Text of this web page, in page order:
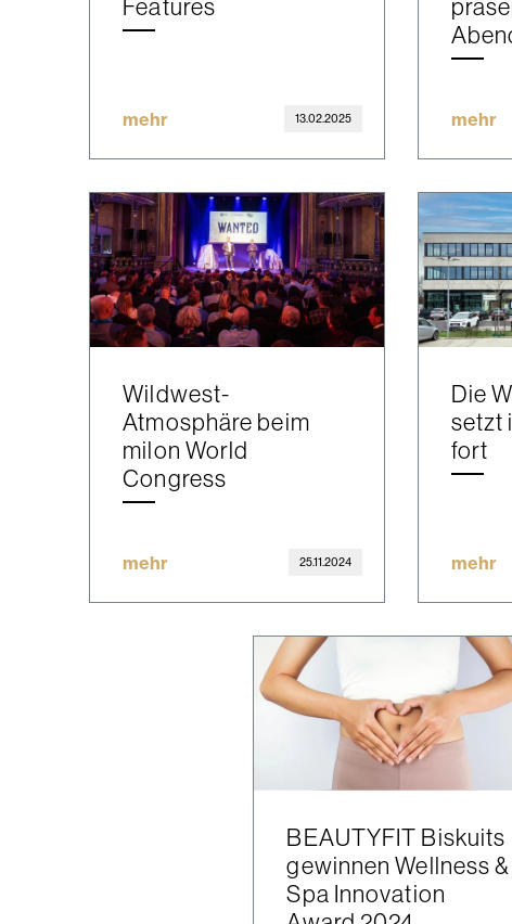
Features
mehr 13.02.2025 mehr
Wildwest-
Atmosphäre beim
milon World
Congress
mehr 25.11.2024
Die
setzt
fort
mehr
BEAUTYFIT Biskuits
gewinnen Wellness &
Spa Innovation